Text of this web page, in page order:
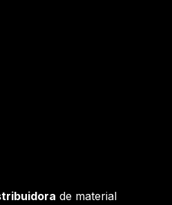
de material